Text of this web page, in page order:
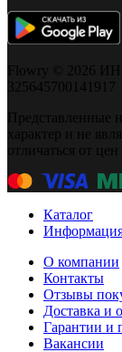
Flowry © 2026
325645700141917
Представленные
характер и не
отличаться от
Каталог
О компании
Контакты
Отзывы
Доставка и
Гарантии и
Вакансии